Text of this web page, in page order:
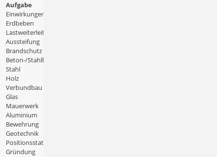
Aufgabe
Einwirkungen
Erdbeben
Lastweiterleitung
Aussteifung
Brandschutz
Beton-/Stahlbeton
Stahl
Holz
Verbundbau
Glas
Mauerwerk
Aluminium
Bewehrung
Geotechnik
Positionsstatik
Gründung